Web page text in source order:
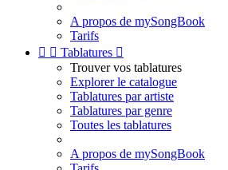
A propos de mySongBook
Tarifs
  Tablatures 
Trouver vos tablatures
Explorer le catalogue
Tablatures par artiste
Tablatures par genre
Toutes les tablatures
A propos de mySongBook